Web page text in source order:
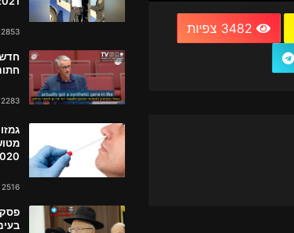
2853 צפיות
2283 צפיות
2516 צפיות
פסק